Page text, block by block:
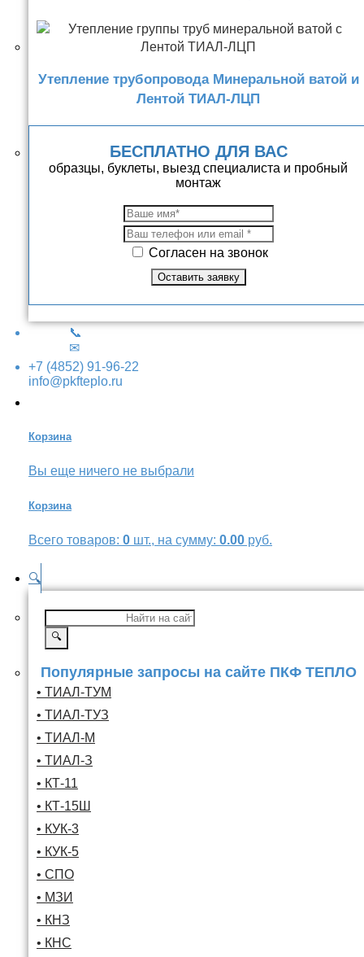
Утепление трубопровода Минеральной ватой и
Лентой ТИАЛ-ЛЦП
БЕСПЛАТНО ДЛЯ ВАС
образцы, буклеты, выезд специалиста и пробный
монтаж
Согласен на звонок
📞
✉
+7 (4852) 91-96-22
info@pkfteplo.ru
Корзина
Вы еще ничего не выбрали
Корзина
Всего товаров: 0 шт., на сумму: 0.00 руб.
🔍
🔍
Популярные запросы на сайте ПКФ ТЕПЛО
• ТИАЛ-ТУМ
• ТИАЛ-ТУЗ
• ТИАЛ-М
• ТИАЛ-З
• КТ-11
• КТ-15Ш
• КУК-3
• КУК-5
• СПО
• МЗИ
• КНЗ
• КНС